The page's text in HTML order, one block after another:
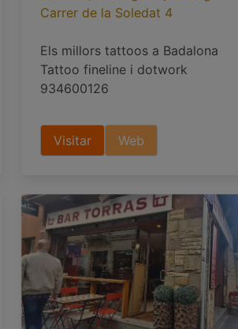
Carrer de la Soledat 4
Els millors tattoos a Badalona
Tattoo fineline i dotwork
934600126
Visitar Web